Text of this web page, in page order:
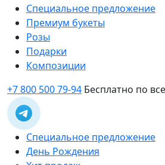
Специальное предложение
Премиум букеты
Розы
Подарки
Композиции
+7 800 500 79-94 Бесплатно по
Специальное предложение
День Рождения